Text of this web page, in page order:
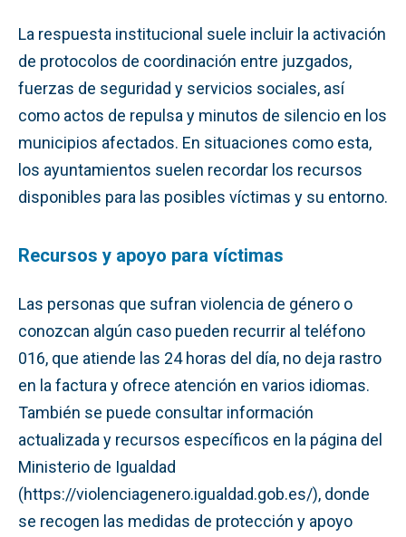
La respuesta institucional suele incluir la activación
de protocolos de coordinación entre juzgados,
fuerzas de seguridad y servicios sociales, así
como actos de repulsa y minutos de silencio en los
municipios afectados. En situaciones como esta,
los ayuntamientos suelen recordar los recursos
disponibles para las posibles víctimas y su entorno.
Recursos y apoyo para víctimas
Las personas que sufran violencia de género o
conozcan algún caso pueden recurrir al teléfono
016, que atiende las 24 horas del día, no deja rastro
en la factura y ofrece atención en varios idiomas.
También se puede consultar información
actualizada y recursos específicos en la página del
Ministerio de Igualdad
(https://violenciagenero.igualdad.gob.es/), donde
se recogen las medidas de protección y apoyo